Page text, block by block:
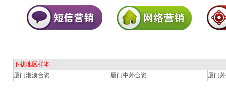
下载地区样本
厦门港澳台资
厦门中外合资 厦门